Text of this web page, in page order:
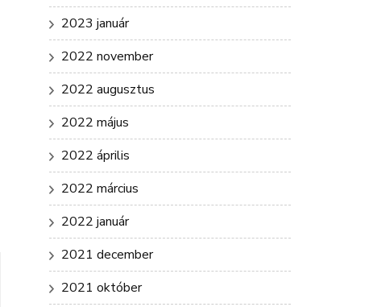
2023 január
2022 november
2022 augusztus
2022 május
2022 április
2022 március
2022 január
2021 december
2021 október